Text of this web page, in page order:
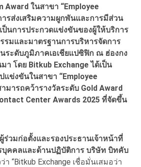
Award ในสาขา “Employee
ารส่งเสริมความผูกพันและการมีส่วน
ป็นการประกวดแข่งขันของผู้ให้บริการ
มและมาตรฐานการบริหารจัดการ
ระดับภูมิภาคเอเชียแปซิฟิก ณ ฮ่องกง
า โดย Bitkub Exchange ได้เป็น
แข่งขันในสาขา “Employee
มารถคว้ารางวัลระดับ Gold Award
Center Awards 2025 ที่จัดขึ้น
วมก่อตั้งและรองประธานเจ้าหน้าที่
บุคคลและด้านปฏิบัติการ บริษัท บิทคับ
า “Bitkub Exchange เชื่อมั่นเสมอว่า